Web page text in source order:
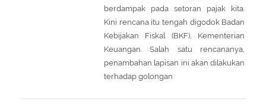
berdampak pada setoran pajak kita.
Kini rencana itu tengah digodok Badan
Kebijakan Fiskal (BKF), Kementerian
Keuangan. Salah satu rencananya,
penambahan lapisan ini akan dilakukan
terhadap golongan